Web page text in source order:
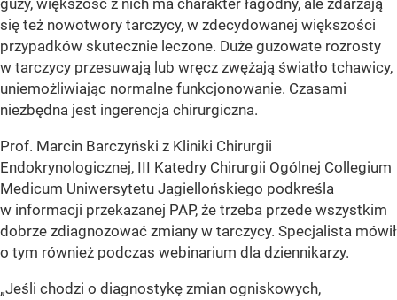
guzy, większość z nich ma charakter łagodny, ale zdarzają
się też nowotwory tarczycy, w zdecydowanej większości
przypadków skutecznie leczone. Duże guzowate rozrosty
w tarczycy przesuwają lub wręcz zwężają światło tchawicy,
uniemożliwiając normalne funkcjonowanie. Czasami
niezbędna jest ingerencja chirurgiczna.
Prof. Marcin Barczyński z Kliniki Chirurgii
Endokrynologicznej, III Katedry Chirurgii Ogólnej Collegium
Medicum Uniwersytetu Jagiellońskiego podkreśla
w informacji przekazanej PAP, że trzeba przede wszystkim
dobrze zdiagnozować zmiany w tarczycy. Specjalista mówił
o tym również podczas webinarium dla dziennikarzy.
„Jeśli chodzi o diagnostykę zmian ogniskowych,